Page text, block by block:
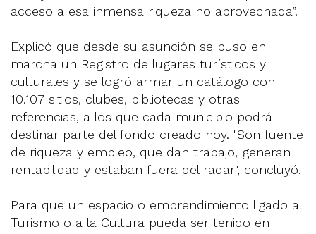
acceso a esa inmensa riqueza no aprovechada”.
Explicó que desde su asunción se puso en
marcha un Registro de lugares turísticos y
culturales y se logró armar un catálogo con
10.107 sitios, clubes, bibliotecas y otras
referencias, a los que cada municipio podrá
destinar parte del fondo creado hoy. "Son fuente
de riqueza y empleo, que dan trabajo, generan
rentabilidad y estaban fuera del radar", concluyó.
Para que un espacio o emprendimiento ligado al
Turismo o a la Cultura pueda ser tenido en